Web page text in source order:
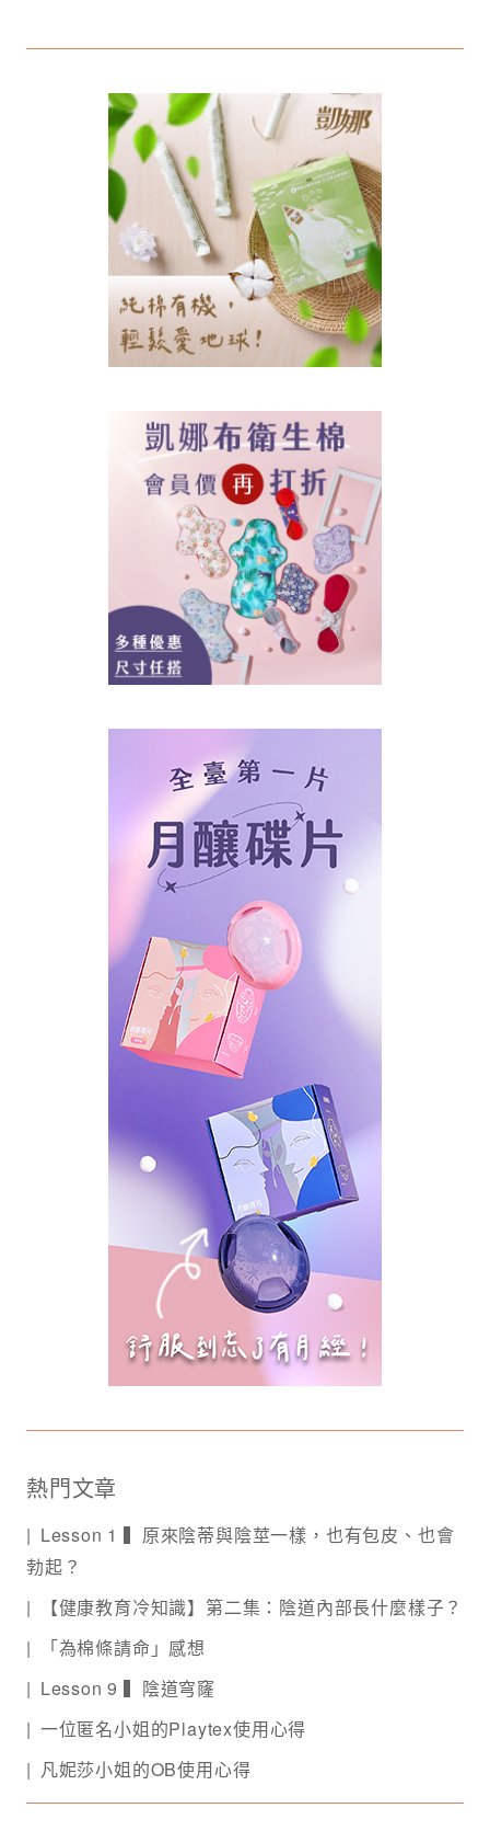
熱門文章
Lesson 1 ▍原來陰蒂與陰莖一樣，也有包皮、也會
勃起？
【健康教育冷知識】第二集：陰道內部長什麼樣子？
「為棉條請命」感想
Lesson 9 ▍陰道穹窿
一位匿名小姐的Playtex使用心得
凡妮莎小姐的OB使用心得